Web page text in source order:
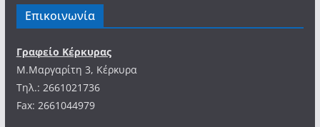
Επικοινωνία
Γραφείο Κέρκυρας
Μ.Μαργαρίτη 3, Κέρκυρα
Tηλ.: 2661021736
Fax: 2661044979